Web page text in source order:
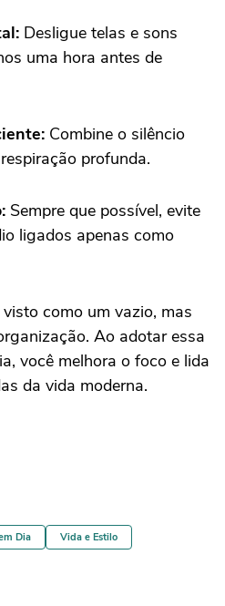
Desligue telas e sons
uma hora antes de
Combine o silêncio
profunda.
Sempre que possível, evite
ligados apenas como
como um vazio, mas
Ao adotar essa
você melhora o foco e lida
da vida moderna.
Dia Vida e Estilo